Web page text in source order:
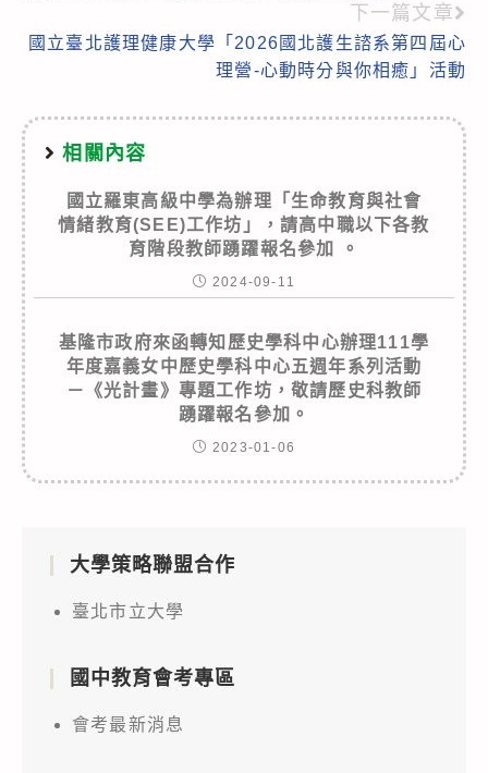
下一篇文章
國立臺北護理健康大學「2026國北護生諮系第四屆心
理營-心動時分與你相癒」活動
相關內容
國立羅東高級中學為辦理「生命教育與社會
情緒教育(SEE)工作坊」，請高中職以下各教
育階段教師踴躍報名參加 。
2024-09-11
基隆市政府來函轉知歷史學科中心辦理111學
年度嘉義女中歷史學科中心五週年系列活動
－《光計畫》專題工作坊，敬請歷史科教師
踴躍報名參加。
2023-01-06
大學策略聯盟合作
臺北市立大學
國中教育會考專區
會考最新消息